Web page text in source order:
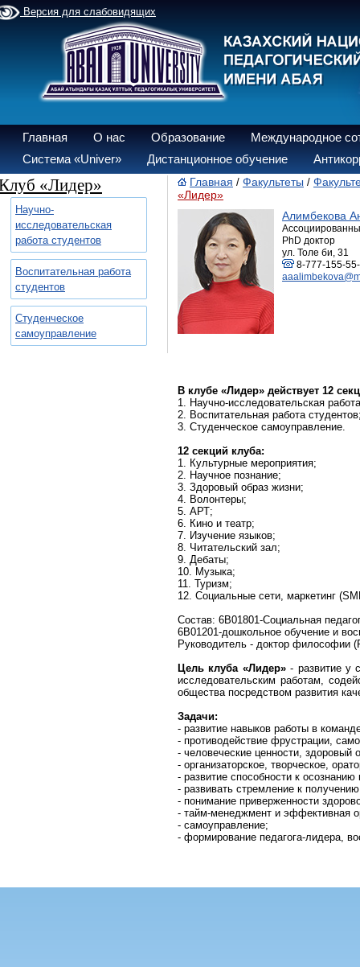
Версия для слабовидящих
Главная О нас Образование
Международное
Система «Univer»
Дистанционное обучение
«Лидер»
Научно-
исследовательская
работа студентов
Воспитательная работа
студентов
Студенческое
самоуправление
Главная / Факультеты /
«Лидер»
Алимбекова
PhD доктор
ул. Толе би, 31
8-777-155-
В клубе «Лидер» действует 12
1. Научно-исследовательская
2. Воспитательная работа
3. Студенческое самоуправление.
12 секций клуба:
1. Культурные мероприятия;
2. Научное познание;
3. Здоровый образ жизни;
4. Волонтеры;
5. АРТ;
6. Кино и театр;
7. Изучение языков;
8. Читательский зал;
9. Дебаты;
10. Музыка;
11. Туризм;
12. Социальные сети, маркетинг
Состав: 6B01801-Социальная
6B01201-дошкольное обучение и
Руководитель - доктор философии
Цель клуба «Лидер»- развитие у
исследовательским работам,
общества посредством развития
Задачи:
- развитие навыков работы в
- противодействие фрустрации,
- человеческие ценности, здоровый
- организаторское, творческое,
- развитие способности к
- развивать стремление к
- понимание приверженности
- тайм-менеджмент и эффективная
- самоуправление;
- формирование педагога-лидера,